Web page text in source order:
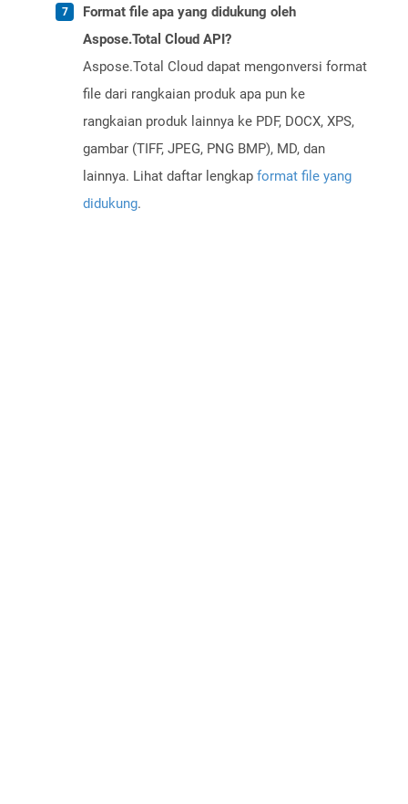
Format file apa yang didukung oleh
Aspose.Total Cloud API?
Aspose.Total Cloud dapat mengonversi format
file dari rangkaian produk apa pun ke
rangkaian produk lainnya ke PDF, DOCX, XPS,
gambar (TIFF, JPEG, PNG BMP), MD, dan
lainnya. Lihat daftar lengkap format file yang
didukung.